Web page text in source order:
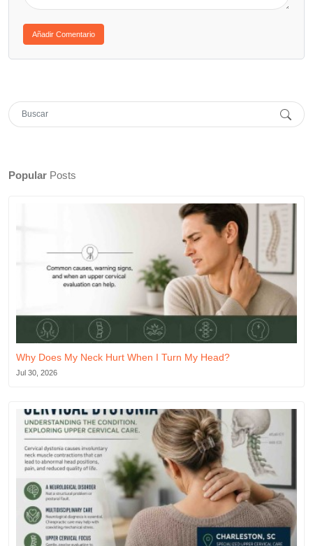
Popular Posts
Why Does My Neck Hurt When I Turn My Head?
Jul 30, 2026